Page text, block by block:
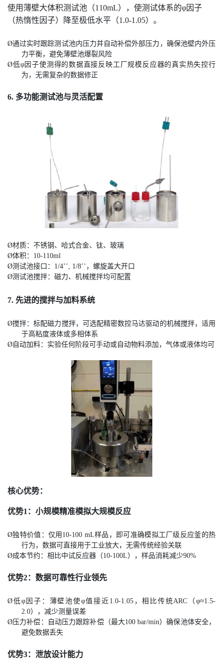
使用薄壁大体积测试池（110mL），使测试体系的φ因子
（热惰性因子）降至极低水平（1.0-1.05）。
Ø通过实时跟踪测试池内压力并自动补偿外部压力，确保池壁内外压
力平衡，避免薄壁池爆裂风险
Ø低φ因子使测得的数据直接反映工厂规模反应器的真实热失控行
为，无需复杂的数据修正
6. 多功能测试池与灵活配置
Ø材质：不锈钢、哈式合金、钛、玻璃
Ø体积：10-110ml
Ø测试池接口：1/4’’, 1/8’’，螺旋盖大开口
Ø测试池搅拌：磁力、机械搅拌均可配置
7. 先进的搅拌与加料系统
Ø搅拌：标配磁力搅拌，可选配精密数控马达驱动的机械搅拌，适用
于高粘度液体或多相体系
Ø自动加料：实验任何阶段可手动或自动物料添加，气体或液体均可
核心优势：
优势1：小规模精准模拟大规模反应
Ø独特价值：仅用10-100 mL样品，即可准确模拟工厂级反应釜的热
行为，数据可直接用于工业放大，无需传统经验关联
Ø成本节约：相比中试反应器（10-100L），样品消耗减少90%
优势2：数据可靠性行业领先
Ø低φ因子：薄壁池使φ值接近1.0-1.05，相比传统ARC（φ≈1.5-
2.0），减少测量误差
Ø压力补偿：自动压力跟踪补偿（最大100 bar/min）确保池体安全，
避免数据丢失
优势3：泄放设计能力